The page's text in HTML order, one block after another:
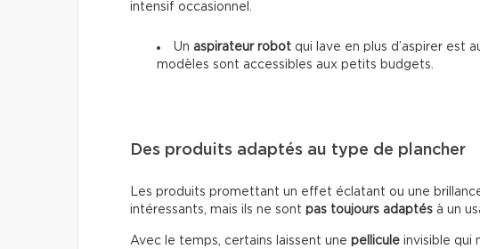
intensif occasionnel.
Un aspirateur robot qui lave en plus d’aspirer est
modèles sont accessibles aux petits budgets.
Des produits adaptés au type de plancher
Les produits promettant un effet éclatant ou une
intéressants, mais ils ne sont pas toujours adaptés à un
Avec le temps, certains laissent une pellicule invisible qui